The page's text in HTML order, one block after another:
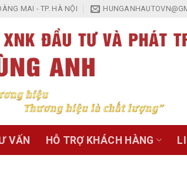
MAI - TP. HÀ NỘI
VẤN HỖ TRỢ KHÁCH HÀNG